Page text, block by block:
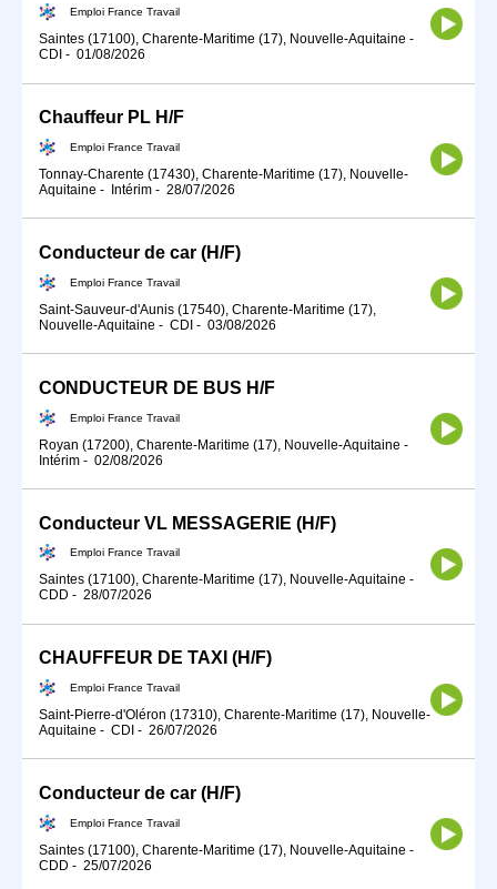
Emploi France Travail
Saintes (17100), Charente-Maritime (17), Nouvelle-Aquitaine -
CDI - 01/08/2026
Chauffeur PL H/F
Emploi France Travail
Tonnay-Charente (17430), Charente-Maritime (17), Nouvelle-
Aquitaine - Intérim - 28/07/2026
Conducteur de car (H/F)
Emploi France Travail
Saint-Sauveur-d'Aunis (17540), Charente-Maritime (17),
Nouvelle-Aquitaine - CDI - 03/08/2026
CONDUCTEUR DE BUS H/F
Emploi France Travail
Royan (17200), Charente-Maritime (17), Nouvelle-Aquitaine -
Intérim - 02/08/2026
Conducteur VL MESSAGERIE (H/F)
Emploi France Travail
Saintes (17100), Charente-Maritime (17), Nouvelle-Aquitaine -
CDD - 28/07/2026
CHAUFFEUR DE TAXI (H/F)
Emploi France Travail
Saint-Pierre-d'Oléron (17310), Charente-Maritime (17), Nouvelle-
Aquitaine - CDI - 26/07/2026
Conducteur de car (H/F)
Emploi France Travail
Saintes (17100), Charente-Maritime (17), Nouvelle-Aquitaine -
CDD - 25/07/2026